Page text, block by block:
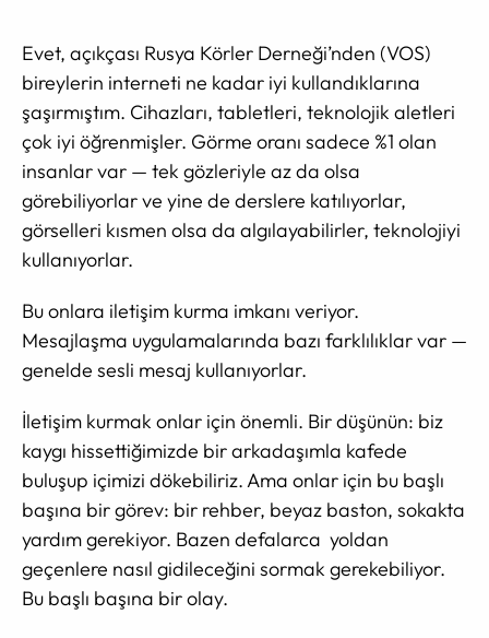
Evet, açıkçası Rusya Körler Derneği’nden (VOS)
bireylerin interneti ne kadar iyi kullandıklarına
şaşırmıştım. Cihazları, tabletleri, teknolojik aletleri
çok iyi öğrenmişler. Görme oranı sadece %1 olan
insanlar var — tek gözleriyle az da olsa
görebiliyorlar ve yine de derslere katılıyorlar,
görselleri kısmen olsa da algılayabilirler, teknolojiyi
kullanıyorlar.
Bu onlara iletişim kurma imkanı veriyor.
Mesajlaşma uygulamalarında bazı farklılıklar var —
genelde sesli mesaj kullanıyorlar.
İletişim kurmak onlar için önemli. Bir düşünün: biz
kaygı hissettiğimizde bir arkadaşımla kafede
buluşup içimizi dökebiliriz. Ama onlar için bu başlı
başına bir görev: bir rehber, beyaz baston, sokakta
yardım gerekiyor. Bazen defalarca yoldan
geçenlere nasıl gidileceğini sormak gerekebiliyor.
Bu başlı başına bir olay.